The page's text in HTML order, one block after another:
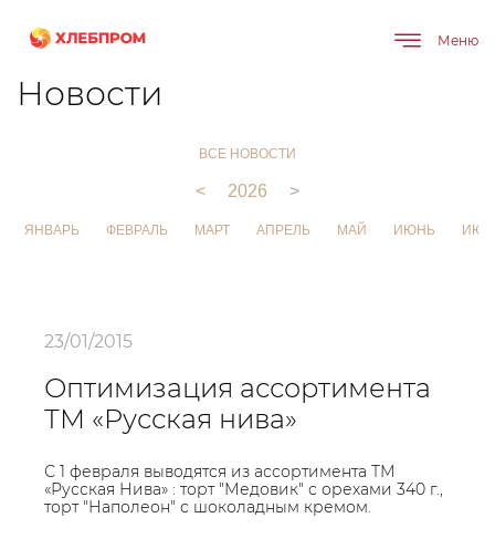
Меню
Главная О компании
Новости
ВСЕ НОВОСТИ
< 2026 >
ЯНВАРЬ ФЕВРАЛЬ МАРТ АПРЕЛЬ МАЙ ИЮНЬ
23/01/2015
Оптимизация ассортимента
ТМ «Русская нива»
С 1 февраля выводятся из ассортимента ТМ
«Русская Нива» : торт "Медовик" с орехами 340 г.,
торт "Наполеон" с шоколадным кремом.